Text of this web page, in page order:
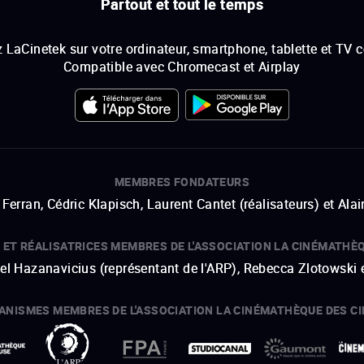
Partout et tout le temps
LaCinetek sur votre ordinateur, smartphone, tablette et TV
Compatible avec Chromecast et Airplay
MEMBRES FONDATEURS
Cédric Klapisch, Laurent Cantet (réalisateurs) et
RÉALISATRICES MEMBRES DE L'ASSOCIATION LA
Hazanavicius (représentant de l'ARP), Rebecca
MEMBRES DE L'ASSOCIATION LA CINÉMATHÈQUE DES